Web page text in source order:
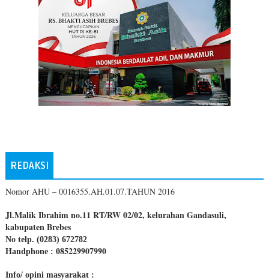
REDAKSI
Nomor AHU – 0016355.AH.01.07.TAHUN 2016
Jl.Malik Ibrahim no.11 RT/RW 02/02, kelurahan Gandasuli,
kabupaten Brebes
No telp. (0283) 672782
Handphone : 085229907990
Info/ opini masyarakat :